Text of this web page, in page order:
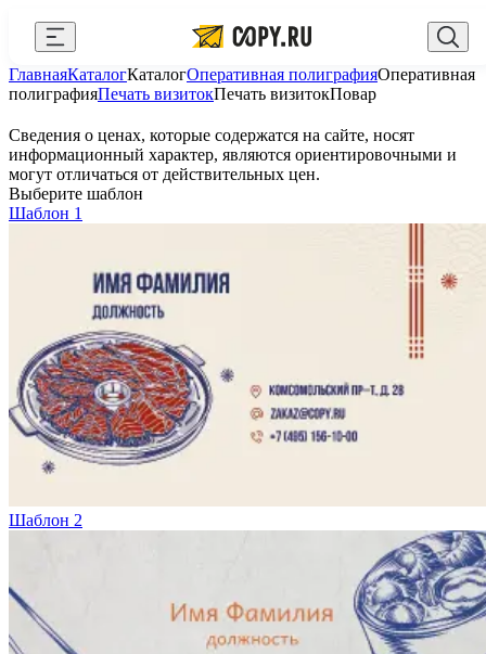
Выберите город Войти
+7 (495) 156-10-00 zakaz@copy.ru
AI Copy.ru
Сувениры с логотипом
Для бизнеса
Новости
Блог
Генератор QR-кодов
Публичная оферта
Клуб привилегий
Вакансии
Арендодателям
Закрыть
ГлавнаяКаталогКаталогОперативная полиграфияОперативная
полиграфияПечать визитокПечать визитокПовар
Сведения о ценах, которые содержатся на сайте, носят
информационный характер, являются ориентировочными и
могут отличаться от действительных цен.
Выберите шаблон
Шаблон 1
Шаблон 2